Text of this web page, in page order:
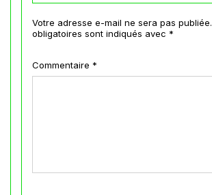
Votre adresse e-mail ne sera pas publiée.
obligatoires sont indiqués avec *
Commentaire *